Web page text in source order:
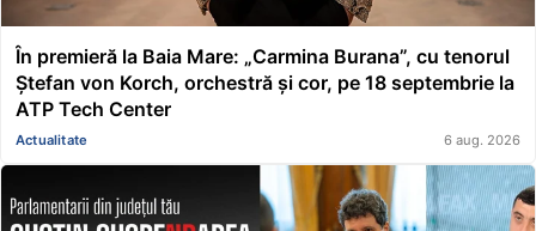
În premieră la Baia Mare: „Carmina Burana”, cu tenorul
Ștefan von Korch, orchestră și cor, pe 18 septembrie la
ATP Tech Center
Actualitate 6 aug. 2026